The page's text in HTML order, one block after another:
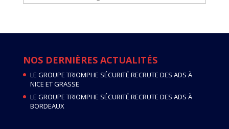
PAR
NOS DERNIÈRES ACTUALITÉS
LE GROUPE TRIOMPHE SÉCURITÉ RECRUTE DES ADS À
NICE ET GRASSE
LE GROUPE TRIOMPHE SÉCURITÉ RECRUTE DES ADS À
BORDEAUX